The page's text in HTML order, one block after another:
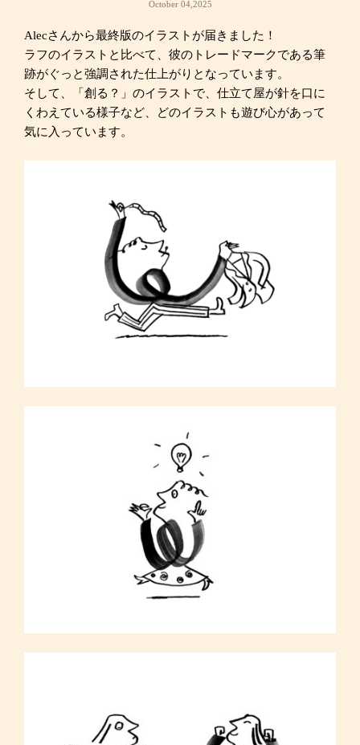
October 04,2025
Alecさんから最終版のイラストが届きました！
ラフのイラストと比べて、彼のトレードマークである筆
跡がぐっと強調された仕上がりとなっています。
そして、「創る？」のイラストで、仕立て屋が針を口に
くわえている様子など、どのイラストも遊び心があって
気に入っています。